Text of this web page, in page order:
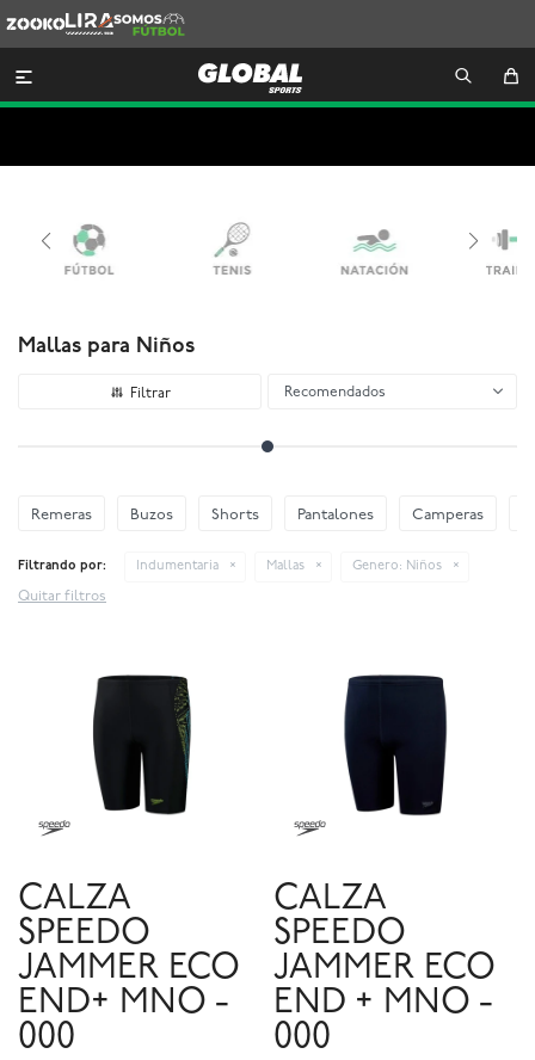
Lira
Somos
Futbol

Mallas para Niños
Recomendados
Remeras Buzos Shorts Pantalones Camperas
Filtrando por: Indumentaria Mallas Genero: Niños
Quitar filtros
CALZA
SPEEDO
JAMMER ECO
END+ MNO -
000
CALZA
SPEEDO
JAMMER ECO
END + MNO -
000